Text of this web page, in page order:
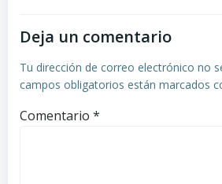
Deja un comentario
Tu dirección de correo electrónico no
campos obligatorios están marcados
Comentario *